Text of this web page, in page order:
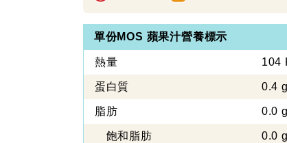
單份MOS 蘋果汁營養標示
熱量 104
蛋白質 0.4 g
脂肪 0.0 g
飽和脂肪 0.0 g